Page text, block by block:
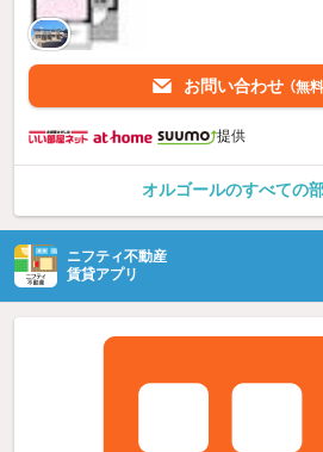
お問い合わせ （無料
提供
オルゴールのすべての
ニフティ不動産
賃貸アプリ